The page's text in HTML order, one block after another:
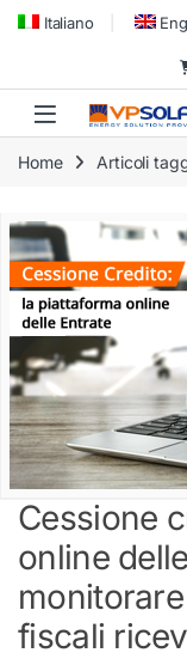
Skip to navigation
Skip to content
Italiano
Home Articoli
Cessione
online
fiscali